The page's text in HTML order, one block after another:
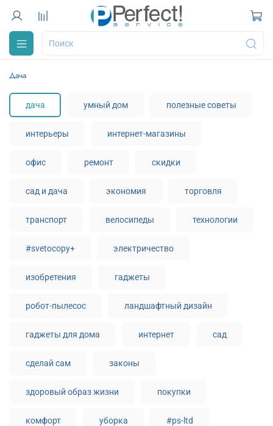
дача
дача умный дом полезные советы
интерьеры интернет-магазины
офис ремонт скидки
сад и дача экономия торговля
транспорт велосипеды технологии
#svetocopy+ электричество
изобретения гаджеты
робот-пылесос ландшафтный дизайн
гаджеты для дома интернет сад
сделай сам законы
здоровый образ жизни покупки
комфорт уборка #ps-ltd